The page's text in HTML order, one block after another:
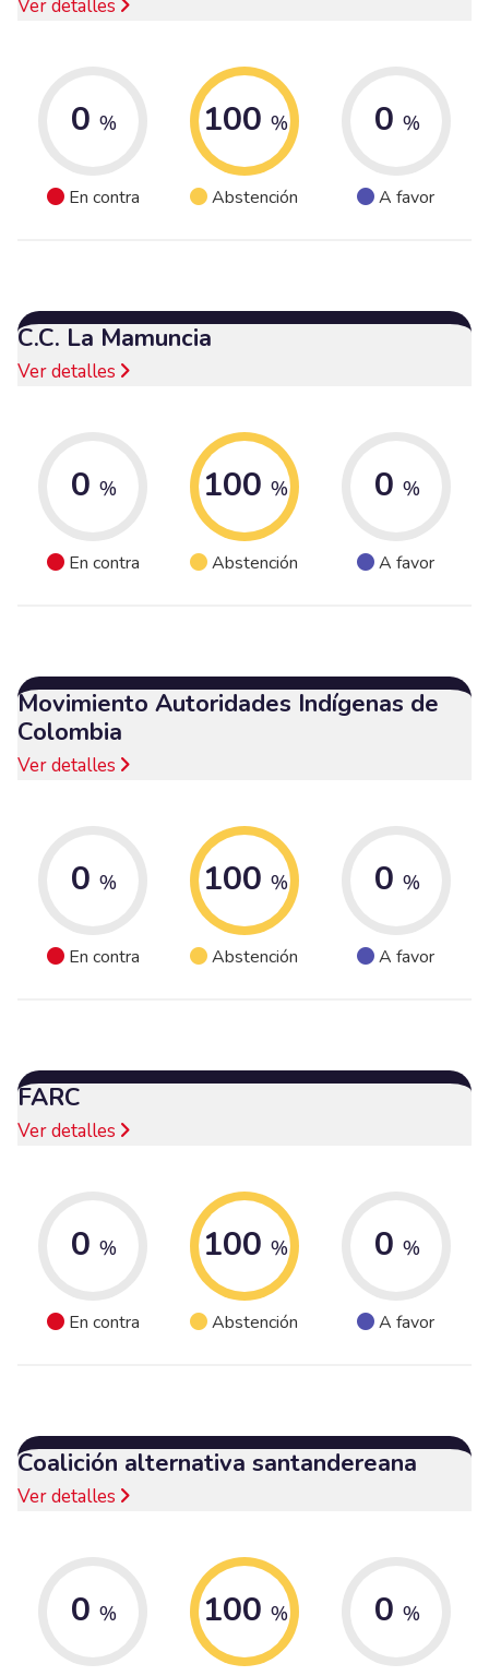
Ver detalles
0 %
En contra
100 %
Abstención
0 %
A favor
C.C. La Mamuncia
Ver detalles
0 %
En contra
100 %
Abstención
0 %
A favor
Movimiento Autoridades Indígenas de
Colombia
Ver detalles
0 %
En contra
100 %
Abstención
0 %
A favor
FARC
Ver detalles
0 %
En contra
100 %
Abstención
0 %
A favor
Coalición alternativa santandereana
Ver detalles
0 % 100 % 0 %